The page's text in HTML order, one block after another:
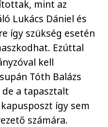
mint az
Lukács Dániel és
így szükség esetén
Ezúttal
kell
Tóth Balázs
a tapasztalt
így sem
számára.